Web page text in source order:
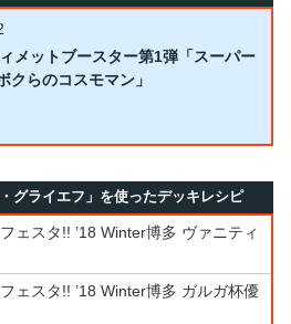
メットブースター第1弾「スーパー
クらのコスモマン」
グライエフ」を使ったデッキレシピ
ェスタ!! ’18 Winter博多 ヴァニティ
ェスタ!! ’18 Winter博多 ガルガ杯優